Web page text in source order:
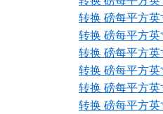
转换 磅每平方
转换 磅每平方英
转换 磅每平方
转换 磅每平方
转换 磅每平方
转换 磅每平方